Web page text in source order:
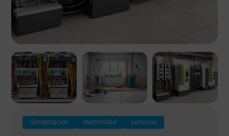
climatizacion electricidad servicios